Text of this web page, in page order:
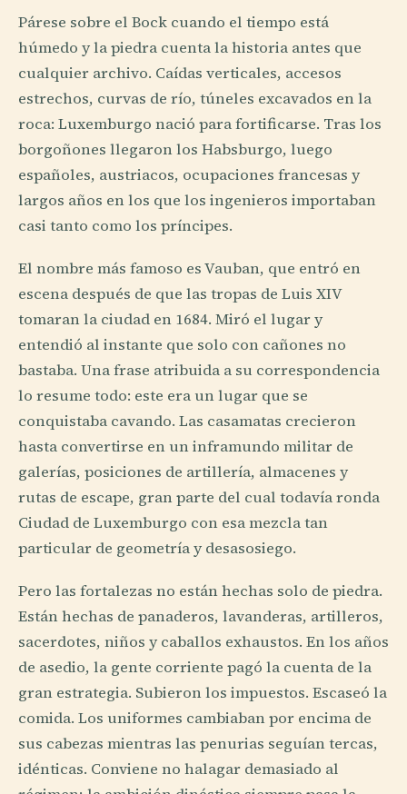
Párese sobre el Bock cuando el tiempo está
húmedo y la piedra cuenta la historia antes que
cualquier archivo. Caídas verticales, accesos
estrechos, curvas de río, túneles excavados en la
roca: Luxemburgo nació para fortificarse. Tras los
borgoñones llegaron los Habsburgo, luego
españoles, austriacos, ocupaciones francesas y
largos años en los que los ingenieros importaban
casi tanto como los príncipes.
El nombre más famoso es Vauban, que entró en
escena después de que las tropas de Luis XIV
tomaran la ciudad en 1684. Miró el lugar y
entendió al instante que solo con cañones no
bastaba. Una frase atribuida a su correspondencia
lo resume todo: este era un lugar que se
conquistaba cavando. Las casamatas crecieron
hasta convertirse en un inframundo militar de
galerías, posiciones de artillería, almacenes y
rutas de escape, gran parte del cual todavía ronda
Ciudad de Luxemburgo con esa mezcla tan
particular de geometría y desasosiego.
Pero las fortalezas no están hechas solo de piedra.
Están hechas de panaderos, lavanderas, artilleros,
sacerdotes, niños y caballos exhaustos. En los años
de asedio, la gente corriente pagó la cuenta de la
gran estrategia. Subieron los impuestos. Escaseó la
comida. Los uniformes cambiaban por encima de
sus cabezas mientras las penurias seguían tercas,
idénticas. Conviene no halagar demasiado al